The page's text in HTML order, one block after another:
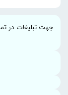
جهت تبلیغات در